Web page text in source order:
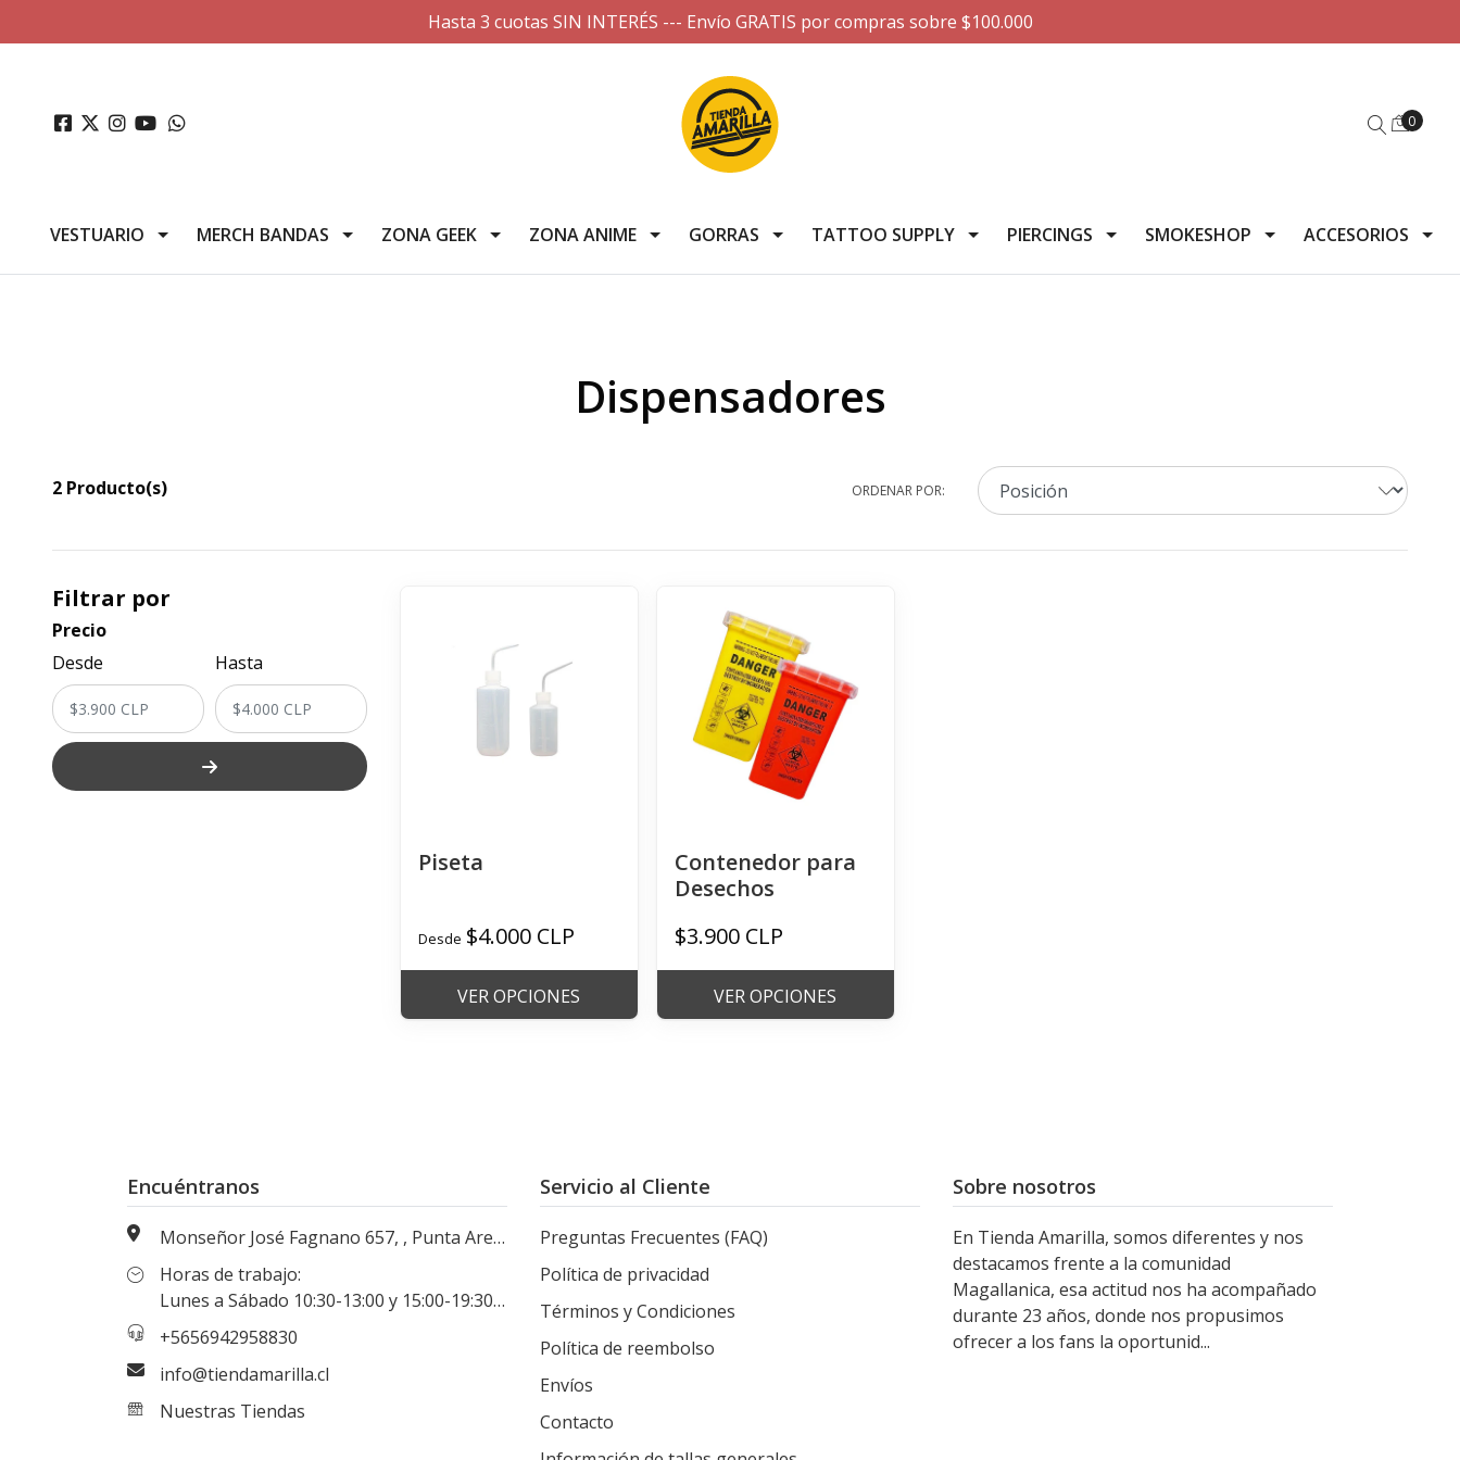
Hasta 3 cuotas SIN INTERÉS --- Envío GRATIS por compras sobre $100.000
0
VESTUARIO MERCH BANDAS ZONA GEEK ZONA ANIME GORRAS TATTOO SUPPLY PIERCINGS SMOKESHOP ACCESORIOS
Dispensadores
2 Producto(s) ORDENAR POR:
Filtrar por
Precio
Desde
Hasta
Piseta
Desde $4.000 CLP
VER OPCIONES
Contenedor para
Desechos
$3.900 CLP
VER OPCIONES
Encuéntranos
Monseñor José Fagnano 657, , Punta Arenas, Magallanes, Chile
Horas de trabajo:
Lunes a Sábado 10:30-13:00 y 15:00-19:30 hrs
+5656942958830
info@tiendamarilla.cl
Nuestras Tiendas
Servicio al Cliente
Preguntas Frecuentes (FAQ)
Política de privacidad
Términos y Condiciones
Política de reembolso
Envíos
Contacto
Sobre nosotros
En Tienda Amarilla, somos diferentes y nos
destacamos frente a la comunidad
Magallanica, esa actitud nos ha acompañado
durante 23 años, donde nos propusimos
ofrecer a los fans la oportunid...